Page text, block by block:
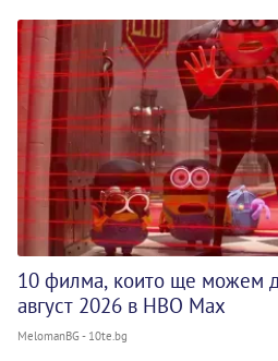
10 филма, които ще можем
август 2026 в HBO Max
MelomanBG - 10te.bg